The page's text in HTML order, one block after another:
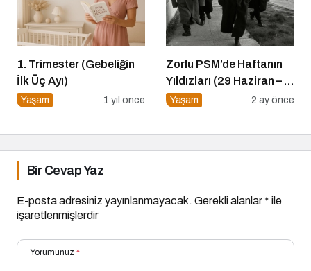
1. Trimester (Gebeliğin
İlk Üç Ayı)
Yaşam 1 yıl önce
Zorlu PSM’de Haftanın
Yıldızları (29 Haziran – 5
Temmuz)
Yaşam 2 ay önce
Bir Cevap Yaz
E-posta adresiniz yayınlanmayacak. Gerekli alanlar* ile
işaretlenmişlerdir
Yorumunuz *